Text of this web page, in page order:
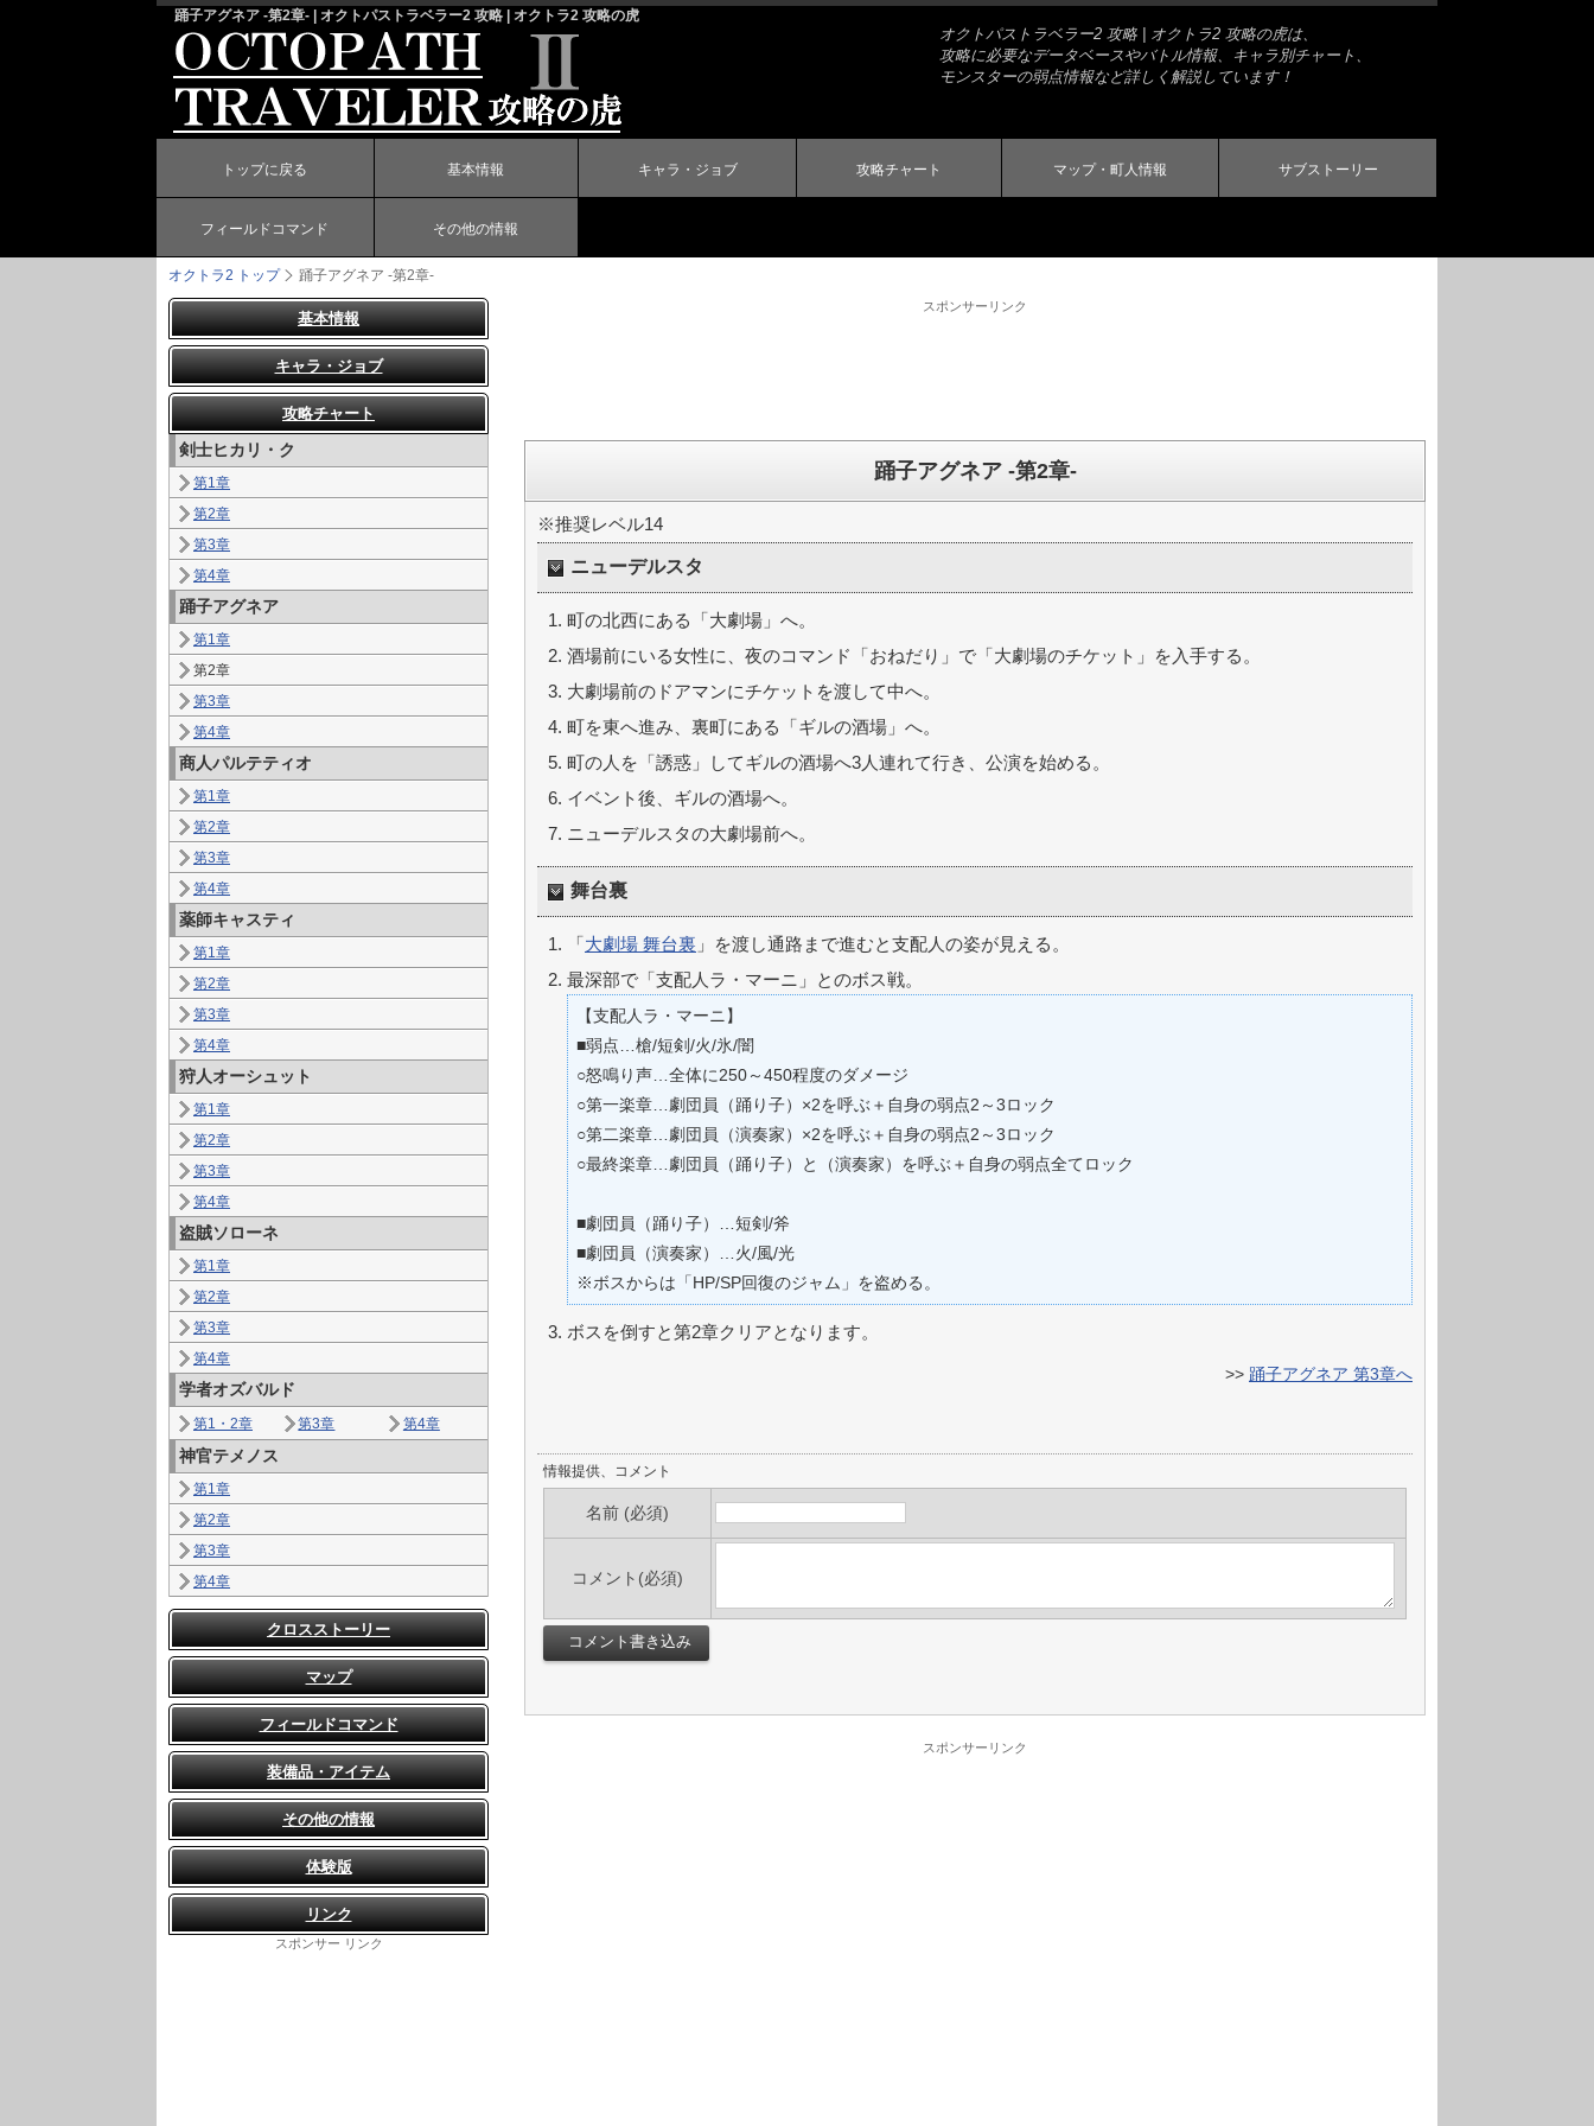
踊子アグネア -第2章- | オクトパストラベラー2 攻略 | オクトラ2 攻略の虎
オクトパストラベラー2 攻略 | オクトラ2 攻略の虎は、
攻略に必要なデータベースやバトル情報、キャラ別チャート、
モンスターの弱点情報など詳しく解説しています！
トップに戻る 基本情報 キャラ・ジョブ 攻略チャート マップ・町人情報 サブストーリー
フィールドコマンド その他の情報
オクトラ2 トップ 踊子アグネア -第2章-
スポンサーリンク
踊子アグネア -第2章-
※推奨レベル14
ニューデルスタ
町の北西にある「大劇場」へ。
酒場前にいる女性に、夜のコマンド「おねだり」で「大劇場のチケット」を入手する。
大劇場前のドアマンにチケットを渡して中へ。
町を東へ進み、裏町にある「ギルの酒場」へ。
町の人を「誘惑」してギルの酒場へ3人連れて行き、公演を始める。
イベント後、ギルの酒場へ。
ニューデルスタの大劇場前へ。
舞台裏
「大劇場 舞台裏 」を渡し通路まで進むと支配人の姿が見える。
最深部で「支配人ラ・マーニ」とのボス戦。
【支配人ラ・マーニ】
■弱点…槍/短剣/火/氷/闇
○怒鳴り声…全体に250～450程度のダメージ
○第一楽章…劇団員（踊り子）×2を呼ぶ＋自身の弱点2～3ロック
○第二楽章…劇団員（演奏家）×2を呼ぶ＋自身の弱点2～3ロック
○最終楽章…劇団員（踊り子）と（演奏家）を呼ぶ＋自身の弱点全てロック
■劇団員（踊り子）…短剣/斧
■劇団員（演奏家）…火/風/光
※ボスからは「HP/SP回復のジャム」を盗める。
ボスを倒すと第2章クリアとなります。
>> 踊子アグネア 第3章へ
情報提供、コメント
名前 (必須)
コメント(必須)
スポンサーリンク
基本情報
キャラ・ジョブ
攻略チャート
剣士ヒカリ・ク
第1章
第2章
第3章
第4章
踊子アグネア
第1章
第2章
第3章
第4章
商人パルテティオ
第1章
第2章
第3章
第4章
薬師キャスティ
第1章
第2章
第3章
第4章
狩人オーシュット
第1章
第2章
第3章
第4章
盗賊ソローネ
第1章
第2章
第3章
第4章
学者オズバルド
第1・2章 第3章 第4章
神官テメノス
第1章
第2章
第3章
第4章
クロスストーリー
マップ
フィールドコマンド
装備品・アイテム
その他の情報
体験版
リンク
スポンサー リンク